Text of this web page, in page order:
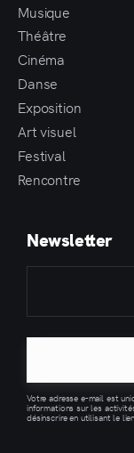
Musique
Théâtre
Cinéma
Danse
Exposition
Art visuel
Festival
Rencontre
Newsletter
Votre adresse e-mail est
informations sur les
désinscrire en utilisant le